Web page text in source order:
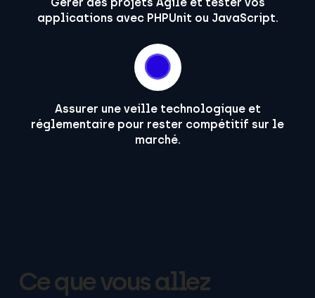
Gérer des projets Agile et tester vos
applications avec PHPUnit ou JavaScript.
Assurer une veille technologique et
réglementaire pour rester compétitif sur le
marché.
Ce que vous allez